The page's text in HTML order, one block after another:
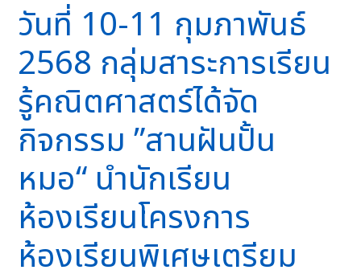
วันที่ 10-11 กุมภาพันธ์
2568 กลุ่มสาระการเรียน
รู้คณิตศาสตร์ได้จัด
กิจกรรม ”สานฝันปั้น
หมอ“ นำนักเรียน
ห้องเรียนโครงการ
ห้องเรียนพิเศษเตรียม